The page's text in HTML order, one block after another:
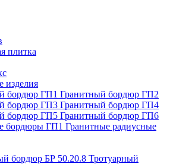
плитка
изделия
бордюр ГП1 Гранитный бордюр ГП2
бордюр ГП3 Гранитный бордюр ГП4
бордюр ГП5 Гранитный бордюр ГП6
бордюры ГП1 Гранитные радиусные
бордюр БР 50.20.8 Тротуарный